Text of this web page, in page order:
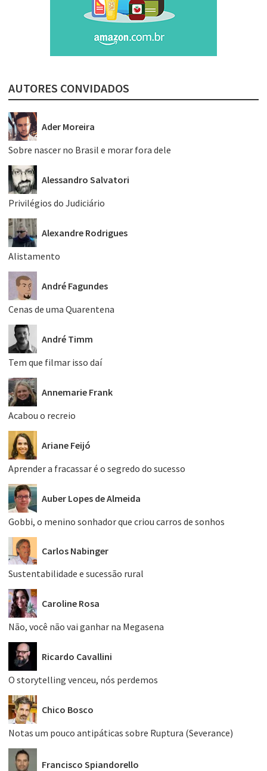
AUTORES CONVIDADOS
Ader Moreira
Sobre nascer no Brasil e morar fora dele
Alessandro Salvatori
Privilégios do Judiciário
Alexandre Rodrigues
Alistamento
André Fagundes
Cenas de uma Quarentena
André Timm
Tem que filmar isso daí
Annemarie Frank
Acabou o recreio
Ariane Feijó
Aprender a fracassar é o segredo do sucesso
Auber Lopes de Almeida
Gobbi, o menino sonhador que criou carros de sonhos
Carlos Nabinger
Sustentabilidade e sucessão rural
Caroline Rosa
Não, você não vai ganhar na Megasena
Ricardo Cavallini
O storytelling venceu, nós perdemos
Chico Bosco
Notas um pouco antipáticas sobre Ruptura (Severance)
Francisco Spiandorello